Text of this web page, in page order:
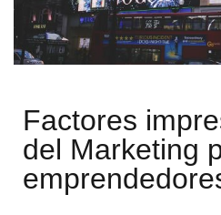
Factores
del Marketing